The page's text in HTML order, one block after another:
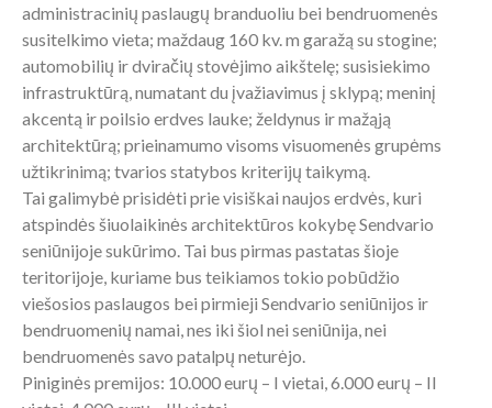
administracinių paslaugų branduoliu bei bendruomenės
susitelkimo vieta; maždaug 160 kv. m garažą su stogine;
automobilių ir dviračių stovėjimo aikštelę; susisiekimo
infrastruktūrą, numatant du įvažiavimus į sklypą; meninį
akcentą ir poilsio erdves lauke; želdynus ir mažąją
architektūrą; prieinamumo visoms visuomenės grupėms
užtikrinimą; tvarios statybos kriterijų taikymą.
Tai galimybė prisidėti prie visiškai naujos erdvės, kuri
atspindės šiuolaikinės architektūros kokybę Sendvario
seniūnijoje sukūrimo. Tai bus pirmas pastatas šioje
teritorijoje, kuriame bus teikiamos tokio pobūdžio
viešosios paslaugos bei pirmieji Sendvario seniūnijos ir
bendruomenių namai, nes iki šiol nei seniūnija, nei
bendruomenės savo patalpų neturėjo.
Piniginės premijos: 10.000 eurų – I vietai, 6.000 eurų – II